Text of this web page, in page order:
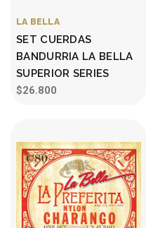
LA BELLA
SET CUERDAS
BANDURRIA LA BELLA
SUPERIOR SERIES
$26.800